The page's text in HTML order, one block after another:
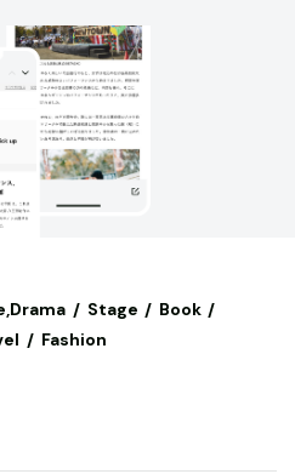
Stage
Book
Fashion